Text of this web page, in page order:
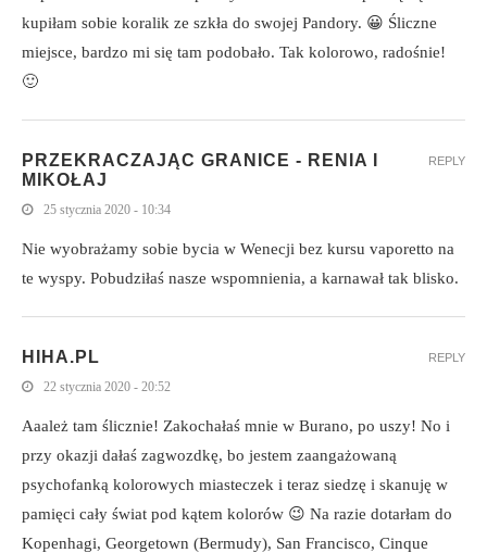
kupiłam sobie koralik ze szkła do swojej Pandory. 😀 Śliczne
miejsce, bardzo mi się tam podobało. Tak kolorowo, radośnie!
🙂
PRZEKRACZAJĄC GRANICE - RENIA I
MIKOŁAJ
25 stycznia 2020 - 10:34
Nie wyobrażamy sobie bycia w Wenecji bez kursu vaporetto na
te wyspy. Pobudziłaś nasze wspomnienia, a karnawał tak blisko.
REPLY
HIHA.PL
22 stycznia 2020 - 20:52
Aaależ tam ślicznie! Zakochałaś mnie w Burano, po uszy! No i
przy okazji dałaś zagwozdkę, bo jestem zaangażowaną
psychofanką kolorowych miasteczek i teraz siedzę i skanuję w
pamięci cały świat pod kątem kolorów 😉 Na razie dotarłam do
Kopenhagi, Georgetown (Bermudy), San Francisco, Cinque
REPLY